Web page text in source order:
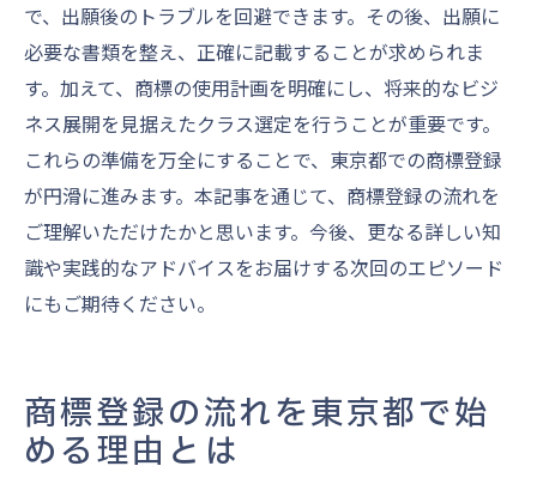
で、出願後のトラブルを回避できます。その後、出願に
必要な書類を整え、正確に記載することが求められま
す。加えて、商標の使用計画を明確にし、将来的なビジ
ネス展開を見据えたクラス選定を行うことが重要です。
これらの準備を万全にすることで、東京都での商標登録
が円滑に進みます。本記事を通じて、商標登録の流れを
ご理解いただけたかと思います。今後、更なる詳しい知
識や実践的なアドバイスをお届けする次回のエピソード
にもご期待ください。
商標登録の流れを東京都で始
める理由とは